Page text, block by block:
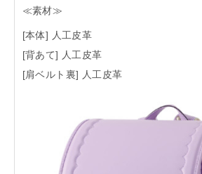
≪素材≫
[本体] 人工皮革
[背あて] 人工皮革
[肩ベルト裏] 人工皮革